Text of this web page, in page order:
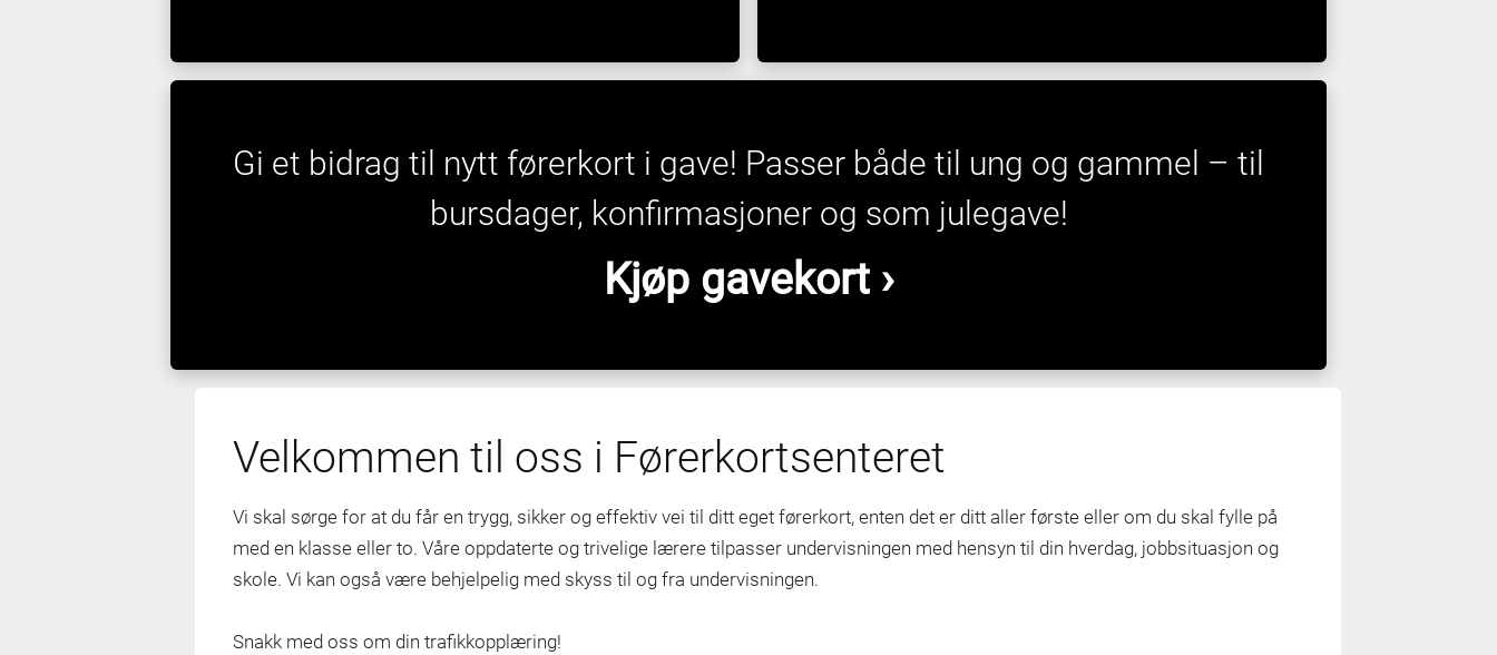
Gi et bidrag til nytt førerkort i gave! Passer både til ung og gammel – til
bursdager, konfirmasjoner og som julegave!
Kjøp gavekort ›
Velkommen til oss i Førerkortsenteret
Vi skal sørge for at du får en trygg, sikker og effektiv vei til ditt eget førerkort, enten det er ditt aller første eller om du skal fylle på
med en klasse eller to. Våre oppdaterte og trivelige lærere tilpasser undervisningen med hensyn til din hverdag, jobbsituasjon og
skole. Vi kan også være behjelpelig med skyss til og fra undervisningen.
Snakk med oss om din trafikkopplæring!